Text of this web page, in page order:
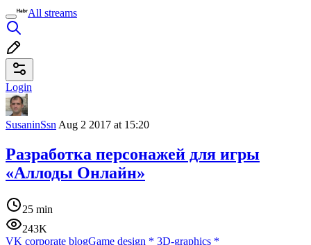
All streams
Login
SusaninSsn Aug 2 2017 at 15:20
Разработка персонажей для игры
«Аллоды Онлайн»
25 min
243K
VK corporate blogGame design * 3D-graphics *